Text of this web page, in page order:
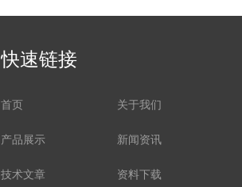
快速链接
首页 关于我们
产品展示 新闻资讯
技术文章 资料下载